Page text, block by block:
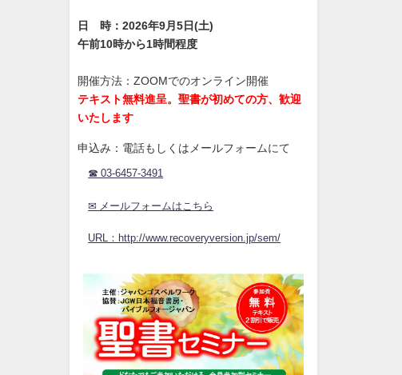
日 時：2026年9月5日(土)
午前10時から1時間程度
開催方法：ZOOMでのオンライン開催
テキスト無料進呈。聖書が初めての方、歓迎
いたします
申込み：電話もしくはメールフォームにて
☎ 03-6457-3491
✉ メールフォームはこちら
URL：http://www.recoveryversion.jp/sem/